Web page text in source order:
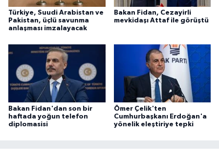
Türkiye, Suudi Arabistan ve
Pakistan, üçlü savunma
anlaşması imzalayacak
Bakan Fidan, Cezayirli
mevkidaşı Attaf ile görüştü
Bakan Fidan'dan son bir
haftada yoğun telefon
diplomasisi
Ömer Çelik'ten
Cumhurbaşkanı Erdoğan'a
yönelik eleştiriye tepki